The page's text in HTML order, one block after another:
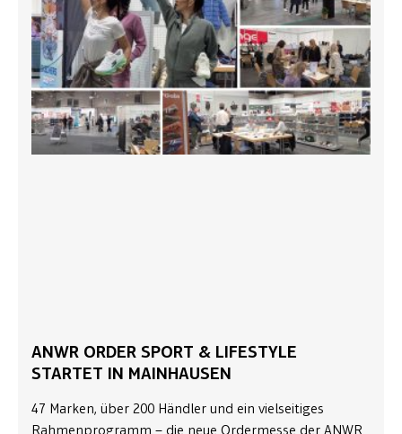
ANWR ORDER SPORT & LIFESTYLE
STARTET IN MAINHAUSEN
47 Marken, über 200 Händler und ein vielseitiges